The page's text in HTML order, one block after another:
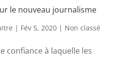
le nouveau journalisme
| Fév 5, 2020| Non classé
confiance à laquelle les